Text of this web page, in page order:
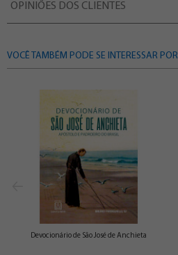
OPINIÕES DOS CLIENTES
VOCÊ TAMBÉM PODE SE INTERESSAR POR
Devocionário de São José de Anchieta